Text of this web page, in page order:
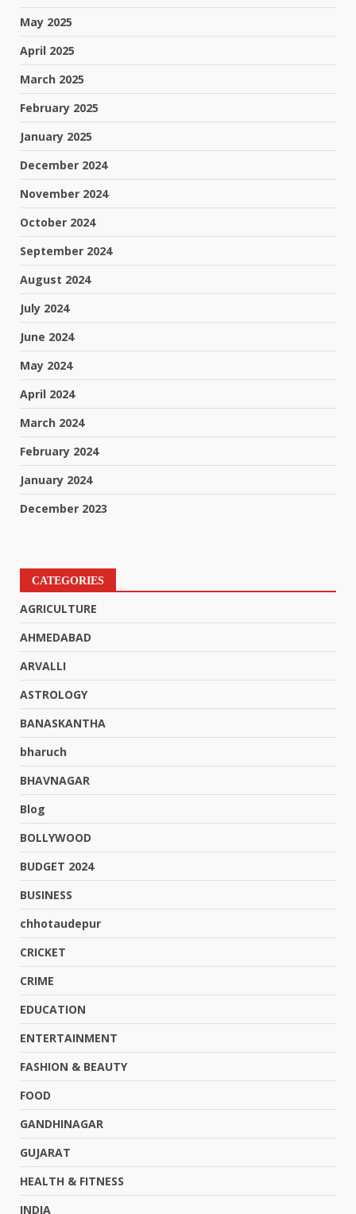
May 2025
April 2025
March 2025
February 2025
January 2025
December 2024
November 2024
October 2024
September 2024
August 2024
July 2024
June 2024
May 2024
April 2024
March 2024
February 2024
January 2024
December 2023
CATEGORIES
AGRICULTURE
AHMEDABAD
ARVALLI
ASTROLOGY
BANASKANTHA
bharuch
BHAVNAGAR
Blog
BOLLYWOOD
BUDGET 2024
BUSINESS
chhotaudepur
CRICKET
CRIME
EDUCATION
ENTERTAINMENT
FASHION & BEAUTY
FOOD
GANDHINAGAR
GUJARAT
HEALTH & FITNESS
INDIA